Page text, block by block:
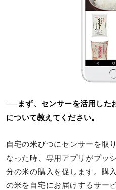
──まず、センサーを活用した
について教えてください。
自宅の米びつにセンサーを取
なった時、専用アプリがプッ
分の米の購入を促します。購
の米を自宅にお届けするサー